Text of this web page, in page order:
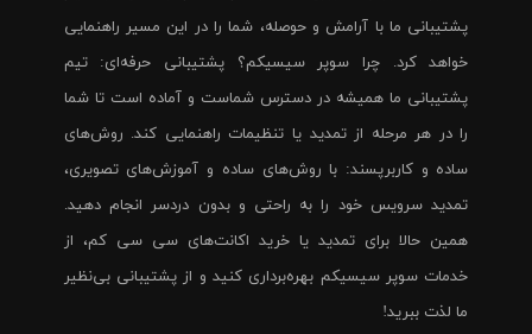
پشتیبانی ما با آرامش و حوصله، شما را در این مسیر راهنمایی
خواهد کرد. چرا سوپر سیسیکم؟ پشتیبانی حرفه‌ای: تیم
پشتیبانی ما همیشه در دسترس شماست و آماده است تا شما
را در هر مرحله از تمدید یا تنظیمات راهنمایی کند. روش‌های
ساده و کاربرپسند: با روش‌های ساده و آموزش‌های تصویری،
تمدید سرویس خود را به راحتی و بدون دردسر انجام دهید.
همین حالا برای تمدید یا خرید اکانت‌های سی سی کم، از
خدمات سوپر سیسیکم بهره‌برداری کنید و از پشتیبانی بی‌نظیر
ما لذت ببرید!